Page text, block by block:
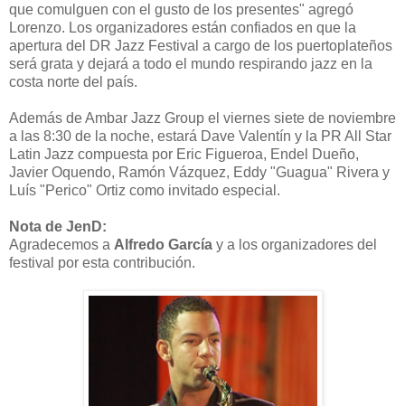
que comulguen con el gusto de los presentes" agregó
Lorenzo. Los organizadores están confiados en que la
apertura del DR Jazz Festival a cargo de los puertoplateños
será grata y dejará a todo el mundo respirando jazz en la
costa norte del país.
Además de Ambar Jazz Group el viernes siete de noviembre
a las 8:30 de la noche, estará Dave Valentín y la PR All Star
Latin Jazz compuesta por Eric Figueroa, Endel Dueño,
Javier Oquendo, Ramón Vázquez, Eddy "Guagua" Rivera y
Luís "Perico" Ortiz como invitado especial.
Nota de JenD:
Agradecemos a Alfredo García y a los organizadores del
festival por esta contribución.